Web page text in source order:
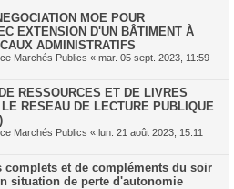
MOE POUR
EXTENSION D'UN BÂTIMENT À
ADMINISTRATIFS
Marchés Publics « mar. 05 sept. 2023, 11:59
RESSOURCES ET DE LIVRES
RESEAU DE LECTURE PUBLIQUE
Marchés Publics « lun. 21 août 2023, 15:11
complets et de compléments du soir
situation de perte d'autonomie